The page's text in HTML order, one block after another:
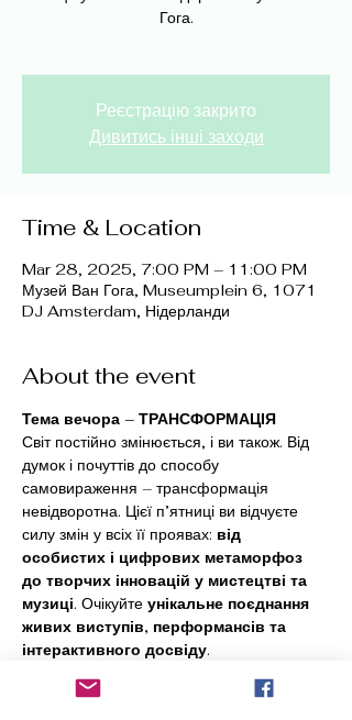
Гога.
Реєстрацію закрито
Дивитись інші заходи
Time & Location
Mar 28, 2025, 7:00 PM – 11:00 PM
Музей Ван Гога, Museumplein 6, 1071
DJ Amsterdam, Нідерланди
About the event
Тема вечора – ТРАНСФОРМАЦІЯ
Світ постійно змінюється, і ви також. Від
думок і почуттів до способу
самовираження – трансформація
невідворотна. Цієї п’ятниці ви відчуєте
силу змін у всіх її проявах: від
особистих і цифрових метаморфоз
до творчих інновацій у мистецтві та
музиці. Очікуйте унікальне поєднання
живих виступів, перформансів та
інтерактивного досвіду.
Вінсент ван Гог, як ніхто інший, розумів,